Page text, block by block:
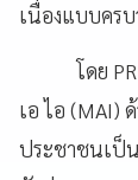
เนื่องแบบครบ
โดย
เอ ไอ (MAI)
ประชาชนเป็